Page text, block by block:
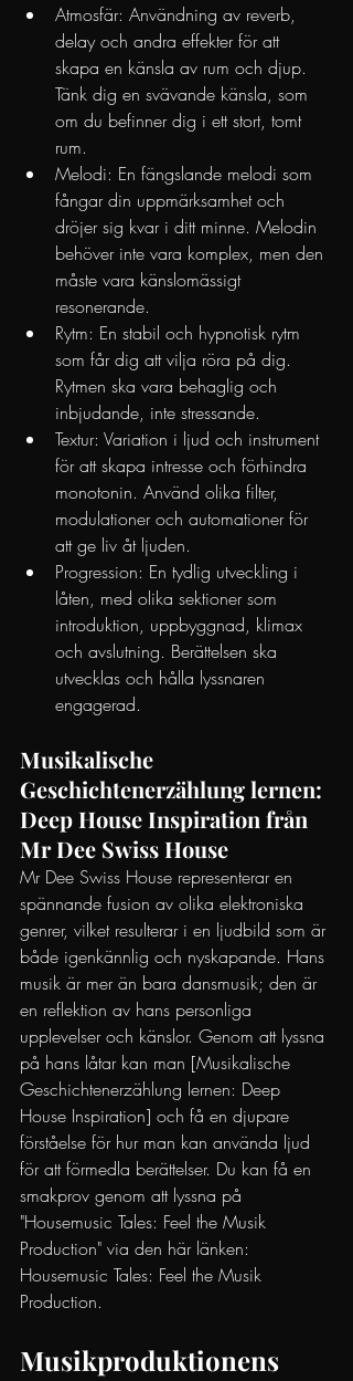
Atmosfär: Användning av reverb,
delay och andra effekter för att
skapa en känsla av rum och djup.
Tänk dig en svävande känsla, som
om du befinner dig i ett stort, tomt
rum.
Melodi: En fängslande melodi som
fångar din uppmärksamhet och
dröjer sig kvar i ditt minne. Melodin
behöver inte vara komplex, men den
måste vara känslomässigt
resonerande.
Rytm: En stabil och hypnotisk rytm
som får dig att vilja röra på dig.
Rytmen ska vara behaglig och
inbjudande, inte stressande.
Textur: Variation i ljud och instrument
för att skapa intresse och förhindra
monotonin. Använd olika filter,
modulationer och automationer för
att ge liv åt ljuden.
Progression: En tydlig utveckling i
låten, med olika sektioner som
introduktion, uppbyggnad, klimax
och avslutning. Berättelsen ska
utvecklas och hålla lyssnaren
engagerad.
Musikalische
Geschichtenerzählung lernen:
Deep House Inspiration från
Mr Dee Swiss House
Mr Dee Swiss House representerar en
spännande fusion av olika elektroniska
genrer, vilket resulterar i en ljudbild som är
både igenkännlig och nyskapande. Hans
musik är mer än bara dansmusik; den är
en reflektion av hans personliga
upplevelser och känslor. Genom att lyssna
på hans låtar kan man [Musikalische
Geschichtenerzählung lernen: Deep
House Inspiration] och få en djupare
förståelse för hur man kan använda ljud
för att förmedla berättelser. Du kan få en
smakprov genom att lyssna på
"Housemusic Tales: Feel the Musik
Production" via den här länken:
Housemusic Tales: Feel the Musik
Production.
Musikproduktionens